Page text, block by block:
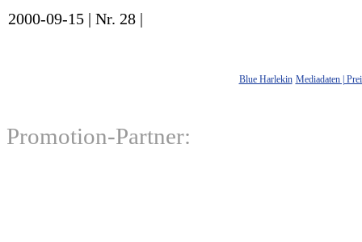
2000-09-15 | Nr. 28 |
Blue Harlekin Mediadaten |
Promotion-Partner: